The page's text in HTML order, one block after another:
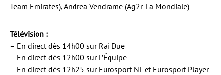
Team Emirates), Andrea Vendrame (Ag2r-La Mondiale)
Télévision :
– En direct dès 14h00 sur Rai Due
– En direct dès 12h00 sur L’Équipe
– En direct dès 12h25 sur Eurosport NL et Eurosport Player